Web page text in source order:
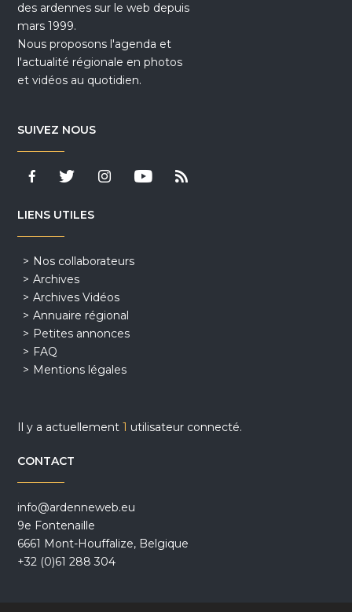
des ardennes sur le web depuis
mars 1999.
Nous proposons l'agenda et
l'actualité régionale en photos
et vidéos au quotidien.
SUIVEZ NOUS
LIENS UTILES
Nos collaborateurs
Archives
Archives Vidéos
Annuaire régional
Petites annonces
FAQ
Mentions légales
Il y a actuellement1 utilisateur connecté.
CONTACT
info@ardenneweb.eu
9e Fontenaille
6661 Mont-Houffalize, Belgique
+32 (0)61 288 304